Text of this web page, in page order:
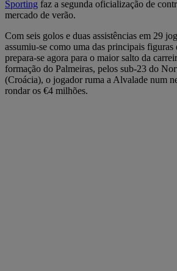
Sporting faz a segunda oficialização de
mercado de verão.
Com seis golos e duas assistências em 29
assumiu-se como uma das principais figuras
prepara-se agora para o maior salto da
formação do Palmeiras, pelos sub-23 do
(Croácia), o jogador ruma a Alvalade num
rondar os €4 milhões.